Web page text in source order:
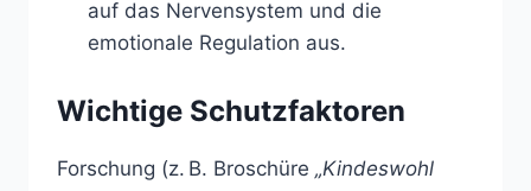
auf das Nervensystem und die
emotionale Regulation aus.
Wichtige Schutzfaktoren
Forschung (z. B. Broschüre „Kindeswohl